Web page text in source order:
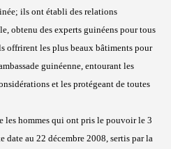
ils ont établi des relations
obtenu des experts guinéens pour tous
offrirent les plus beaux bâtiments pour
guinéenne, entourant les
et les protégeant de toutes
les hommes qui ont pris le pouvoir le 3
date au 22 décembre 2008, sertis par la